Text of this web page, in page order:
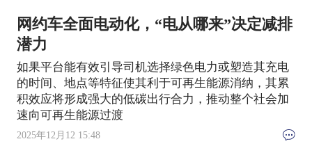
网约车全面电动化，“电从哪来”决定减排
潜力
如果平台能有效引导司机选择绿色电力或塑造其充电
的时间、地点等特征使其利于可再生能源消纳，其累
积效应将形成强大的低碳出行合力，推动整个社会加
速向可再生能源过渡
2025年12月12 15:48